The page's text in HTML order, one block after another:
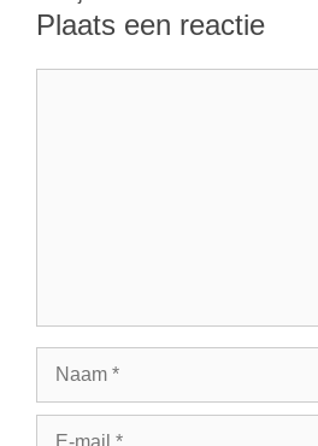
Plaats een reactie